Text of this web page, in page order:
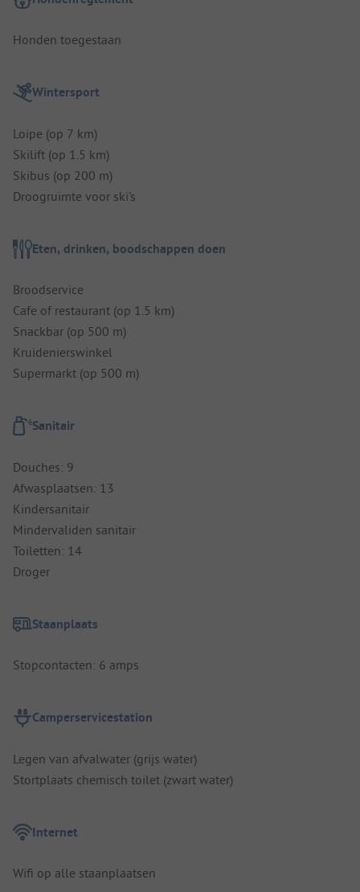
Honden toegestaan
Wintersport
Loipe (op 7 km)
Skilift (op 1.5 km)
Skibus (op 200 m)
Droogruimte voor ski's
Eten, drinken, boodschappen doen
Broodservice
Cafe of restaurant (op 1.5 km)
Snackbar (op 500 m)
Kruidenierswinkel
Supermarkt (op 500 m)
Sanitair
Douches: 9
Afwasplaatsen: 13
Kindersanitair
Mindervaliden sanitair
Toiletten: 14
Droger
Staanplaats
Stopcontacten: 6 amps
Camperservicestation
Legen van afvalwater (grijs water)
Stortplaats chemisch toilet (zwart water)
Internet
Wifi op alle staanplaatsen